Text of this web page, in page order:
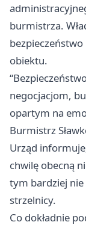
burmistrza.
obiektu.
negocjacjom,
opartym na
Burmistrz
Urząd
chwilę obecną
tym bardziej
strzelnicy.
Co dokładnie